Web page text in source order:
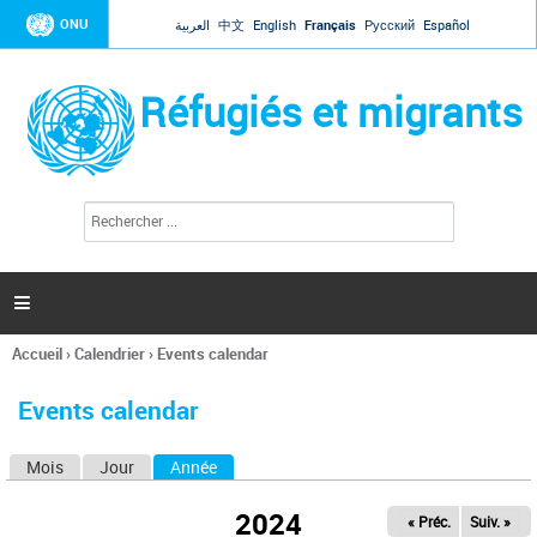
Jump to navigation
ONU العربية 中文 English Français Русский Español
Réfugiés et migrants
l
c
h
e

Vous
ici
Accueil›Calendrier› Events calendar
Events calendar
Mois Jour Année
2024 « Préc. Suiv. »